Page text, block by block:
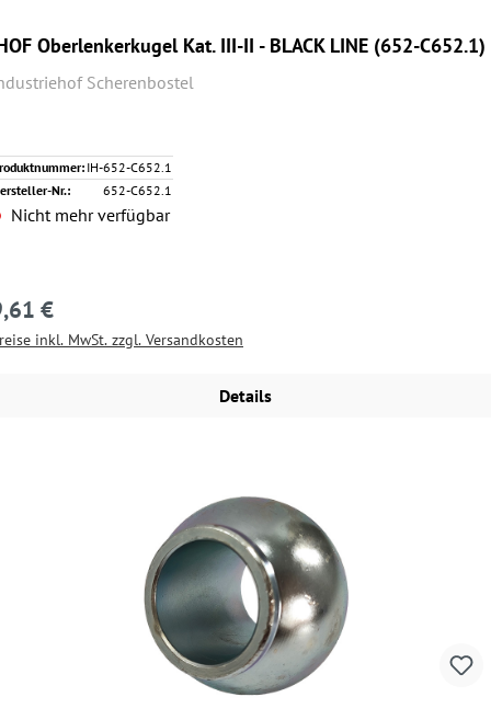
Oberlenkerkugel Kat. III-II - BLACK LINE (652-C652.1)
Scherenbostel
IH-652-C652.1
Nr.:
652-C652.1
Nicht mehr verfügbar
Preis:
€
inkl. MwSt. zzgl. Versandkosten
Details